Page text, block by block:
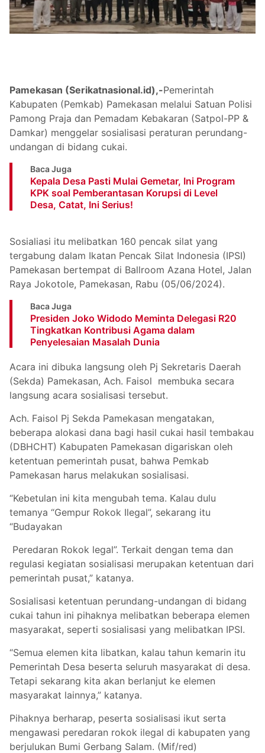
Pamekasan (Serikatnasional.id),-Pemerintah
Kabupaten (Pemkab) Pamekasan melalui Satuan Polisi
Pamong Praja dan Pemadam Kebakaran (Satpol-PP &
Damkar) menggelar sosialisasi peraturan perundang-
undangan di bidang cukai.
Baca Juga
Kepala Desa Pasti Mulai Gemetar, Ini Program
KPK soal Pemberantasan Korupsi di Level
Desa, Catat, Ini Serius!
Sosialiasi itu melibatkan 160 pencak silat yang
tergabung dalam Ikatan Pencak Silat Indonesia (IPSI)
Pamekasan bertempat di Ballroom Azana Hotel, Jalan
Raya Jokotole, Pamekasan, Rabu (05/06/2024).
Baca Juga
Presiden Joko Widodo Meminta Delegasi R20
Tingkatkan Kontribusi Agama dalam
Penyelesaian Masalah Dunia
Acara ini dibuka langsung oleh Pj Sekretaris Daerah
(Sekda) Pamekasan, Ach. Faisol membuka secara
langsung acara sosialisasi tersebut.
Ach. Faisol Pj Sekda Pamekasan mengatakan,
beberapa alokasi dana bagi hasil cukai hasil tembakau
(DBHCHT) Kabupaten Pamekasan digariskan oleh
ketentuan pemerintah pusat, bahwa Pemkab
Pamekasan harus melakukan sosialisasi.
“Kebetulan ini kita mengubah tema. Kalau dulu
temanya “Gempur Rokok Ilegal”, sekarang itu
“Budayakan
Peredaran Rokok legal”. Terkait dengan tema dan
regulasi kegiatan sosialisasi merupakan ketentuan dari
pemerintah pusat,” katanya.
Sosialisasi ketentuan perundang-undangan di bidang
cukai tahun ini pihaknya melibatkan beberapa elemen
masyarakat, seperti sosialisasi yang melibatkan IPSI.
“Semua elemen kita libatkan, kalau tahun kemarin itu
Pemerintah Desa beserta seluruh masyarakat di desa.
Tetapi sekarang kita akan berlanjut ke elemen
masyarakat lainnya,” katanya.
Pihaknya berharap, peserta sosialisasi ikut serta
mengawasi peredaran rokok ilegal di kabupaten yang
berjulukan Bumi Gerbang Salam. (Mif/red)